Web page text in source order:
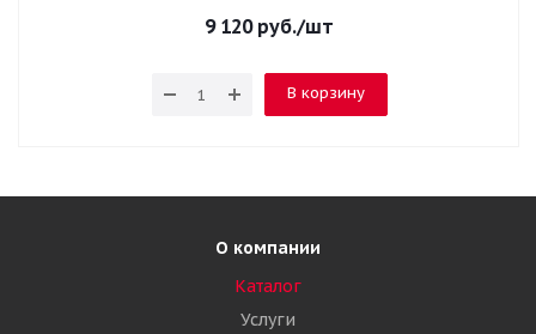
9 120руб./шт
В корзину
О компании
Каталог
Услуги